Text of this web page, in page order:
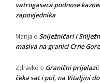
vatrogasaca podnose
zapovjednika
Marija o Sniježničari i
masiva na granici Crne
Zdravko o Granični prijelazi:
čeka sat i pol, na Vitaljini